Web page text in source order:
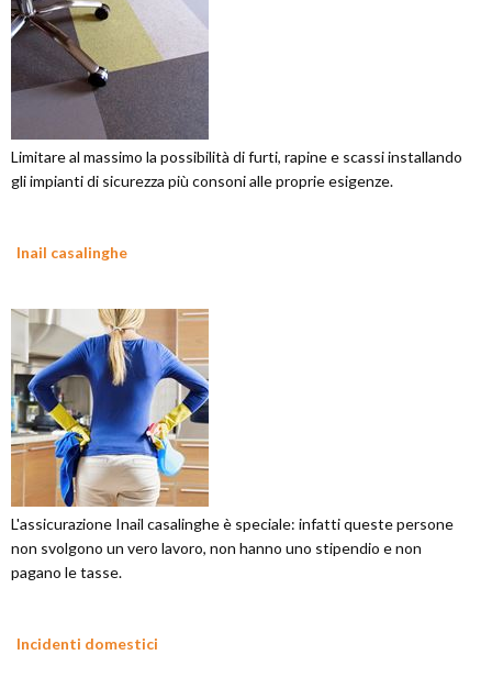
Limitare al massimo la possibilità di furti, rapine e scassi installando
gli impianti di sicurezza più consoni alle proprie esigenze.
Inail casalinghe
L'assicurazione Inail casalinghe è speciale: infatti queste persone
non svolgono un vero lavoro, non hanno uno stipendio e non
pagano le tasse.
Incidenti domestici